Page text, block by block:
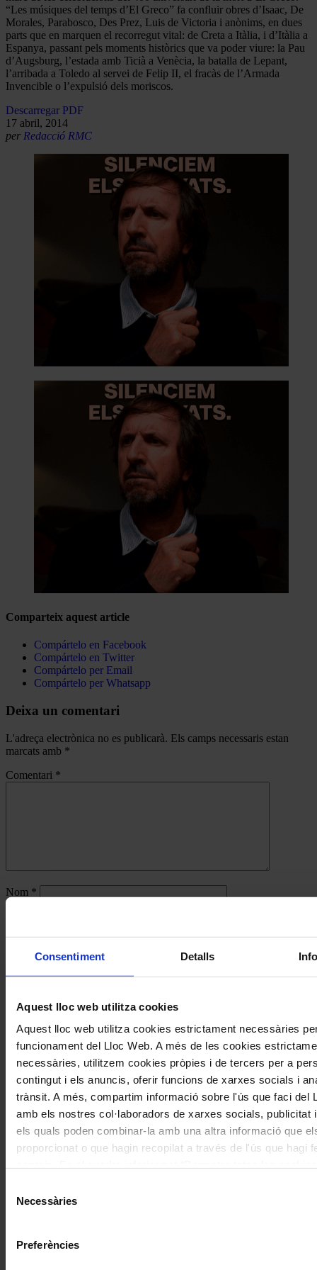
Consentiment Detalls
Aquest lloc web utilitza cookies
Aquest lloc web utilitza cookies estrictament necessàries
funcionament del Lloc Web. A més de les cookies
necessàries, utilitzem cookies pròpies i de tercers per a
contingut i els anuncis, oferir funcions de xarxes socials i
trànsit. A més, compartim informació sobre l'ús que faci del
amb els nostres col·laboradors de xarxes socials, publicitat
els quals poden combinar-la amb una altra informació que
proporcionat o que hagin recopilat a través de l'ús que hagi
"Permetre la selecció". Si vol més informació visiti la nostra
Necessàries
Preferències
“Les músiques del temps d’El Greco” fa confluir obres d’Isaac, De
Morales, Parabosco, Des Prez, Luis de Victoria i anònims, en dues
parts que en marquen el recorregut vital: de Creta a Itàlia, i d’Itàlia a
Espanya, passant pels moments històrics que va poder viure: la Pau
d’Augsburg, l’estada amb Ticià a Venècia, la batalla de Lepant,
l’arribada a Toledo al servei de Felip II, el fracàs de l’Armada
Invencible o l’expulsió dels moriscos.
Descarregar PDF
17 abril, 2014
per Redacció RMC
Comparteix aquest article
Compártelo en Facebook
Compártelo en Twitter
Compártelo per Email
Compártelo per Whatsapp
Deixa un comentari
L'adreça electrònica no es publicarà. Els camps necessaris estan
marcats amb *
Comentari *
Nom *
Navegar
les
articles
de
Actualitat
També et pot interessar
Temporades i festivals
segona edició formada per sis